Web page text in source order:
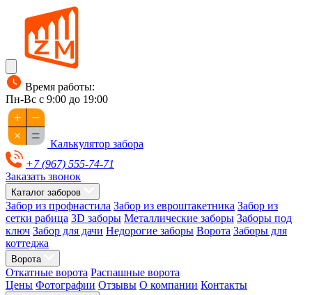
Время работы:
Пн-Вс с 9:00 до 19:00
Калькулятор забора
+7 (967) 555-74-71
Заказать звонок
Каталог заборов
Забор из профнастила Забор из евроштакетника Забор из
сетки рабица 3D заборы Металлические заборы Заборы под
ключ Забор для дачи Недорогие заборы Ворота Заборы для
коттеджа
Ворота
Откатные ворота Распашные ворота
Цены Фотографии Отзывы О компании Контакты